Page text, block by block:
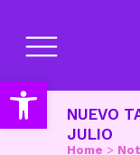
Abrir barra de
NUEVO
JULIO
Home >